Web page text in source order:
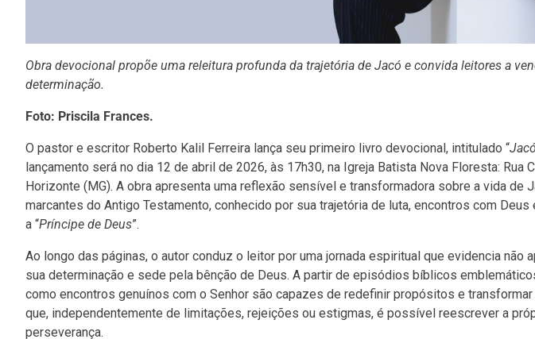
Obra devocional propõe uma releitura profunda da trajetória de Jacó e convida leitores a
determinação.
Foto: Priscila Frances.
O pastor e escritor Roberto Kalil Ferreira lança seu primeiro livro devocional, intitulado “
lançamento será no dia 12 de abril de 2026, às 17h30, na Igreja Batista Nova Floresta: Rua
Horizonte (MG). A obra apresenta uma reflexão sensível e transformadora sobre a vida de
marcantes do Antigo Testamento, conhecido por sua trajetória de luta, encontros com
a “Príncipe de Deus”.
Ao longo das páginas, o autor conduz o leitor por uma jornada espiritual que evidencia não
sua determinação e sede pela bênção de Deus. A partir de episódios bíblicos
como encontros genuínos com o Senhor são capazes de redefinir propósitos e
que, independentemente de limitações, rejeições ou estigmas, é possível reescrever a
perseverança.